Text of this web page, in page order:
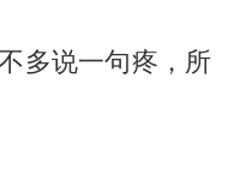
多说一句疼，所